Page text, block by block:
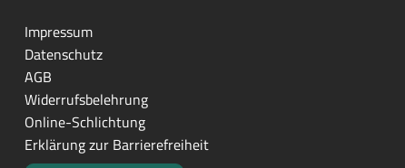
Impressum
Datenschutz
AGB
Widerrufsbelehrung
Online-Schlichtung
Erklärung zur Barrierefreiheit